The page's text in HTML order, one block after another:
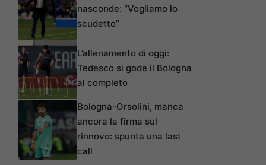
nasconde: “Vogliamo lo
scudetto”
L’allenamento di oggi:
Tedesco si gode il Bologna
al completo
Bologna-Orsolini, manca
ancora la firma sul
rinnovo: spunta una last
call